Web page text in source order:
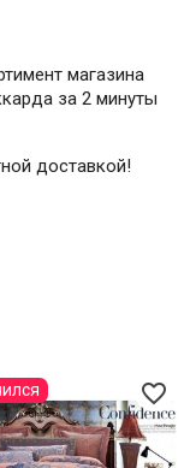
магазина
за 2 минуты
доставкой!
favorite_border